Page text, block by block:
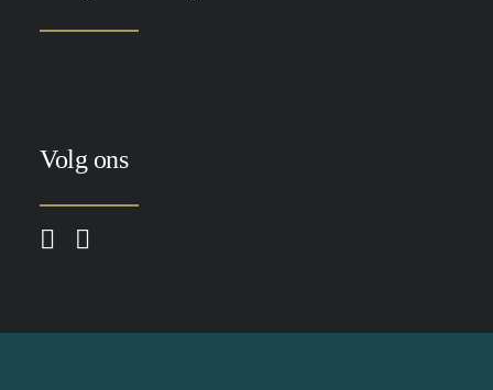
Volg ons